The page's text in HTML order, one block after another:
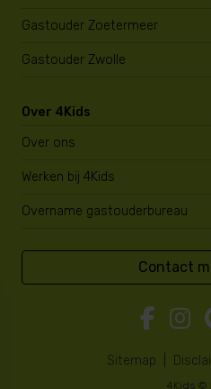
Gastouder Zoetermeer
Gastouder Zwolle
Over 4Kids
Over ons
Werken bij 4Kids
Overname gastouderbureau
Contact
Sitemap
4Kids ©